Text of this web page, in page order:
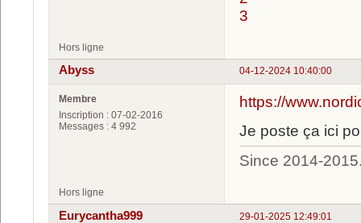
3
Hors ligne
04-12-2024 10:40:00
Abyss
Membre
Inscription : 07-02-2016
Messages : 4 992
https://
Je poste ça ici
Since 2014-
Hors ligne
29-01-2025 12:49:01
Eurycantha999